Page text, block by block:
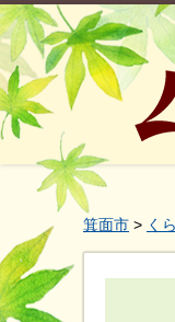
箕面市 > く